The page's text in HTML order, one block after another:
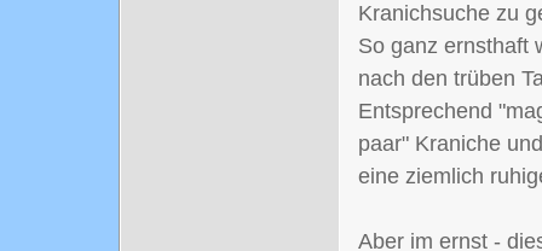
Kranichsuche zu
So ganz ernsthaft
nach den trüben
Entsprechend
paar" Kraniche
eine ziemlich
Aber im ernst -